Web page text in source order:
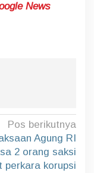
News
Pos berikutnya
Agung RI
2 orang saksi
perkara korupsi